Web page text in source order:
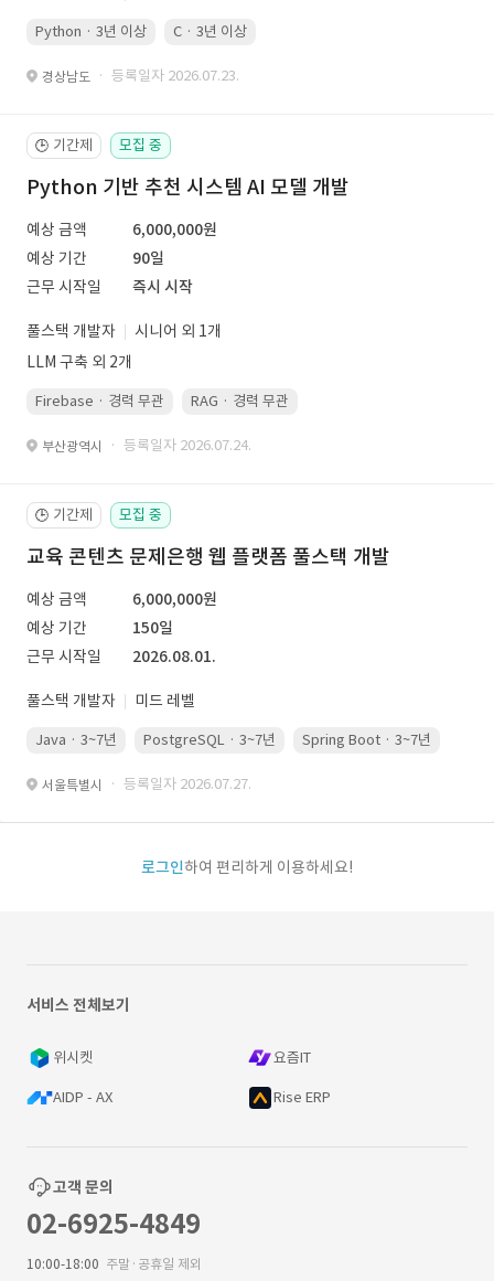
Python · 3년 이상 C · 3년 이상
경상남도 · 등록일자 2026.07.23.
🕒 기간제 모집 중
Python 기반 추천 시스템 AI 모델 개발
예상 금액
6,000,000원
예상 기간
90일
근무 시작일
즉시 시작
풀스택 개발자
시니어 외 1개
LLM 구축 외 2개
Firebase · 경력 무관 RAG · 경력 무관
부산광역시 · 등록일자 2026.07.24.
🕒 기간제 모집 중
교육 콘텐츠 문제은행 웹 플랫폼 풀스택 개발
예상 금액
6,000,000원
예상 기간
150일
근무 시작일
2026.08.01.
풀스택 개발자 미드 레벨
Java · 3~7년 PostgreSQL · 3~7년 Spring Boot · 3~7년
서울특별시 · 등록일자 2026.07.27.
로그인하여 편리하게 이용하세요!
서비스 전체보기
위시켓 요즘IT
AIDP - AX Rise ERP
고객 문의
02-6925-4849
10:00-18:00 주말·공휴일 제외